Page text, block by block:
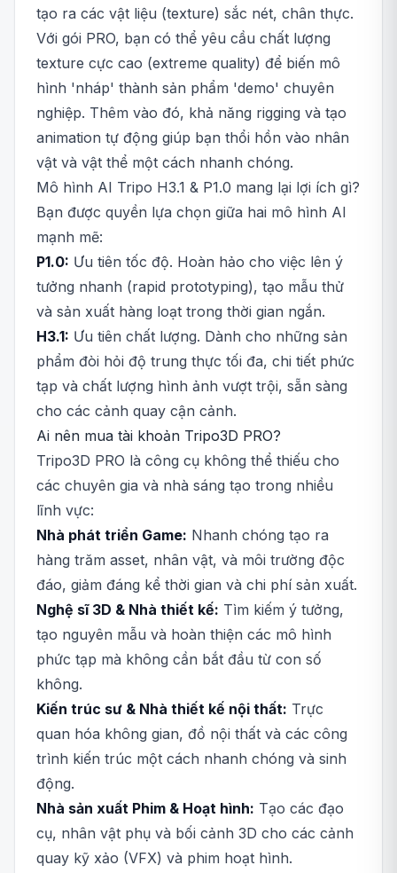
tạo ra các vật liệu (texture) sắc nét, chân thực.
Với gói PRO, bạn có thể yêu cầu chất lượng
texture cực cao (extreme quality) để biến mô
hình 'nháp' thành sản phẩm 'demo' chuyên
nghiệp. Thêm vào đó, khả năng rigging và tạo
animation tự động giúp bạn thổi hồn vào nhân
vật và vật thể một cách nhanh chóng.
Mô hình AI Tripo H3.1 & P1.0 mang lại lợi ích gì?
Bạn được quyền lựa chọn giữa hai mô hình AI
mạnh mẽ:
P1.0: Ưu tiên tốc độ. Hoàn hảo cho việc lên ý
tưởng nhanh (rapid prototyping), tạo mẫu thử
và sản xuất hàng loạt trong thời gian ngắn.
H3.1: Ưu tiên chất lượng. Dành cho những sản
phẩm đòi hỏi độ trung thực tối đa, chi tiết phức
tạp và chất lượng hình ảnh vượt trội, sẵn sàng
cho các cảnh quay cận cảnh.
Ai nên mua tài khoản Tripo3D PRO?
Tripo3D PRO là công cụ không thể thiếu cho
các chuyên gia và nhà sáng tạo trong nhiều
lĩnh vực:
Nhà phát triển Game: Nhanh chóng tạo ra
hàng trăm asset, nhân vật, và môi trường độc
đáo, giảm đáng kể thời gian và chi phí sản xuất.
Nghệ sĩ 3D & Nhà thiết kế: Tìm kiếm ý tưởng,
tạo nguyên mẫu và hoàn thiện các mô hình
phức tạp mà không cần bắt đầu từ con số
không.
Kiến trúc sư & Nhà thiết kế nội thất: Trực
quan hóa không gian, đồ nội thất và các công
trình kiến trúc một cách nhanh chóng và sinh
động.
Nhà sản xuất Phim & Hoạt hình: Tạo các đạo
cụ, nhân vật phụ và bối cảnh 3D cho các cảnh
quay kỹ xảo (VFX) và phim hoạt hình.